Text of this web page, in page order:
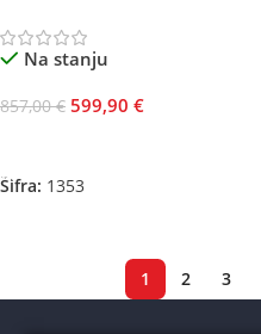
Na stanju
857,00€ 599,90 €
Šifra: 1353
1 2 3